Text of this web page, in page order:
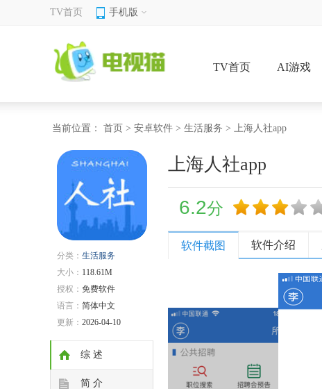
TV首页 手机版
TV首页 AI游戏
当前位置： 首页 > 安卓软件 > 生活服务 > 上海人社app
分类： 生活服务
大小： 118.61M
授权： 免费软件
语言： 简体中文
更新： 2026-04-10
综 述
简 介
上海人社app
6.2分
软件截图 软件介绍